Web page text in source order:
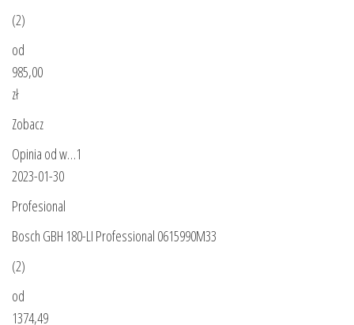
(2)
od
985,00
zł
Zobacz
Opinia od w…1
2023-01-30
Profesional
Bosch GBH 180-LI Professional 0615990M33
(2)
od
1374,49